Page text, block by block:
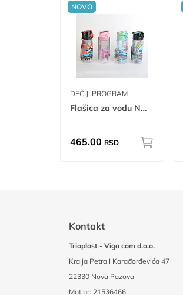
NOVO
DEČIJI PROGRAM
Flašica za vodu Nomi 500ml tp tr
465.00 RSD
Kontakt
Trioplast - Vigo com d.o.o.
Kralja Petra I Karađorđevića 47
22330 Nova Pazova
Mat.br: 21536466